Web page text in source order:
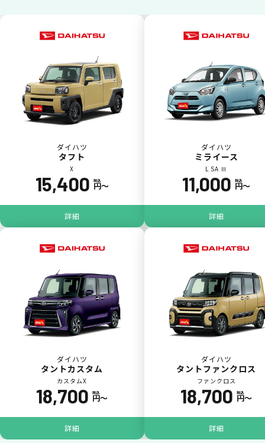
5
ジョイカル たすカッター3
パンク ガラス破損
ダイハツ
タフト
X
15,400 税込
円〜
詳細
ダイハツ
ミライース
L SA Ⅲ
11,000 税込
円〜
詳細
ダイハツ
タントカスタム
カスタムX
18,700 税込
円〜
詳細
ダイハツ
タントファンクロス
ファンクロス
18,700 税込
円〜
詳細